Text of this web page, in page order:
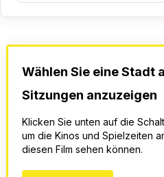
Wählen Sie eine Stadt
Sitzungen anzuzeigen
Klicken Sie unten auf die
um die Kinos und Spielzeiten
diesen Film sehen können.